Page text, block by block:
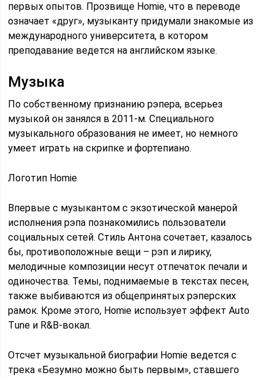
первых опытов. Прозвище Homie, что в переводе
означает «друг», музыканту придумали знакомые из
международного университета, в котором
преподавание ведется на английском языке.
Музыка
По собственному признанию рэпера, всерьез
музыкой он занялся в 2011-м. Специального
музыкального образования не имеет, но немного
умеет играть на скрипке и фортепиано.
Логотип Homie
Впервые с музыкантом с экзотической манерой
исполнения рэпа познакомились пользователи
социальных сетей. Стиль Антона сочетает, казалось
бы, противоположные вещи – рэп и лирику,
мелодичные композиции несут отпечаток печали и
одиночества. Темы, поднимаемые в текстах песен,
также выбиваются из общепринятых рэперских
рамок. Кроме этого, Homie использует эффект Аuto
Тune и R&В-вокал.
Отсчет музыкальной биографии Homie ведется с
трека «Безумно можно быть первым», ставшего